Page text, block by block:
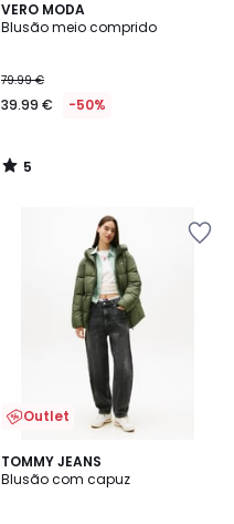
VERO MODA
Blusão meio comprido
79.99 €
39.99 € -50%
5
/
5
/
Outlet
TOMMY JEANS
Blusão com capuz